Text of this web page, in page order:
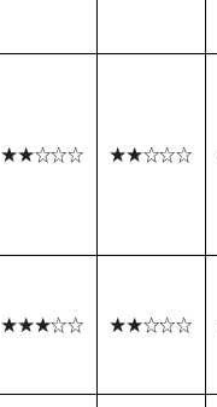
★★☆☆☆ ★★☆☆☆
★★★☆☆ ★★☆☆☆